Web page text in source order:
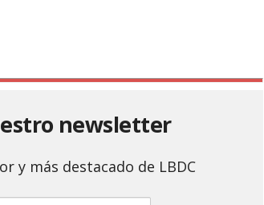
newsletter
y más destacado de LBDC